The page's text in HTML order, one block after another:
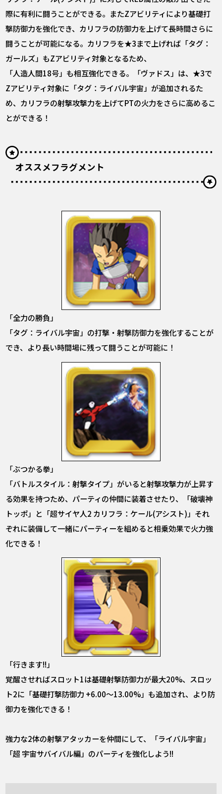
際に有利に闘うことができる。またZアビリティにより基礎打
撃防御力を強化でき、カリフラの防御力を上げて長時間さらに
闘うことが可能になる。カリフラを★3まで上げれば「タグ：
ガールズ」もZアビリティ対象となるため、
「人造人間18号」も相互強化できる。「ヴァドス」は、★3で
Zアビリティ対象に「タグ：ライバル宇宙」が追加されるた
め、カリフラの射撃攻撃力を上げてPTの火力をさらに高めるこ
とができる！
オススメフラグメント
「全力の勝負」
「タグ：ライバル宇宙」の打撃・射撃防御力を強化することが
でき、より長い時間場に残って闘うことが可能に！
「ぶつかる拳」
「バトルスタイル：射撃タイプ」がいると射撃攻撃力が上昇す
る効果を持つため、パーティの仲間に装着させたり、「破壊神
トッポ」と「超サイヤ人2 カリフラ：ケール(アシスト)」それ
ぞれに装備して一緒にパーティーを組めると相乗効果で火力強
化できる！
「行きます!!」
覚醒させればスロット1は基礎射撃防御力が最大20%、スロッ
ト2に「基礎打撃防御力 +6.00～13.00%」も追加され、より防
御力を強化できる！
強力な2体の射撃アタッカーを仲間にして、「ライバル宇宙」
「超 宇宙サバイバル編」のパーティを強化しよう!!